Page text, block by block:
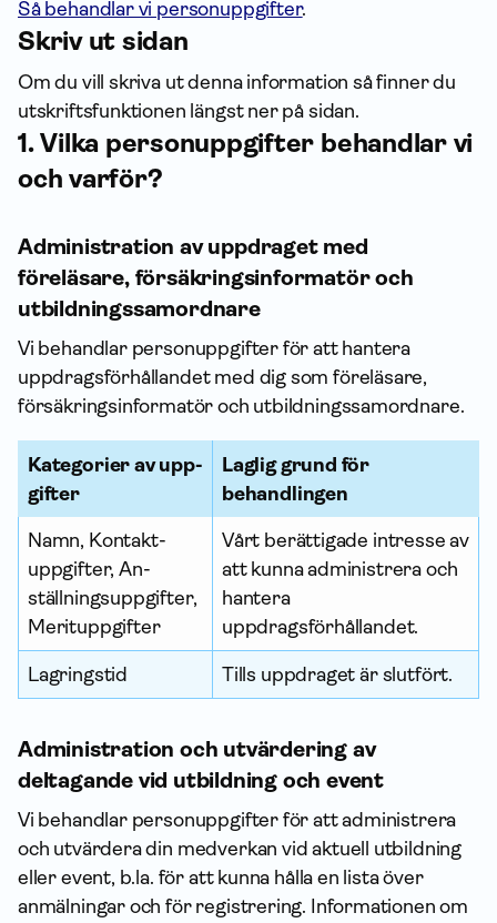
Så behandlar vi personuppgifter.
Skriv ut sidan
Om du vill skriva ut denna infor­mation så finner du
utskriftsfunktionen längst ner på sidan.
1. Vilka person­uppgifter behandlar vi
och varför?
Administration av uppdraget med
föreläsare, försäkringsinformatör och
utbildningssamordnare
Vi behandlar person­uppgifter för att hantera
uppdragsförhållandet med dig som föreläsare,
försäkrings­informatör och utbildningssamordnare.
Kategorier av upp­
gifter
Laglig grund för
behandlingen
Namn, Kontakt­
uppgifter, An­
ställnings­uppgifter,
Merituppgifter
Vårt berättigade intresse av
att kunna administrera och
hantera
uppdragsförhållandet.
Lagringstid Tills uppdraget är slutfört.
Administration och utvärdering av
deltagande vid utbildning och event
Vi behandlar person­uppgifter för att administrera
och utvärdera din medverkan vid aktuell utbildning
eller event, b.la. för att kunna hålla en lista över
anmälningar och för registrering. Infor­mationen om